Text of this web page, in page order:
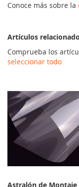
Conoce más sobre la
Artículos
Comprueba los
seleccionar todo
Astralón de Montaje